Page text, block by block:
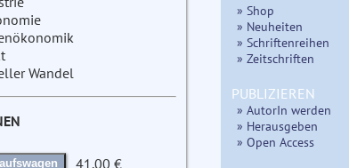
Wandel
41.00 €
» Shop
» Neuheiten
» Schriftenreihen
» Zeitschriften
PUBLIZIEREN
» AutorIn werden
» Herausgeben
» Open Access